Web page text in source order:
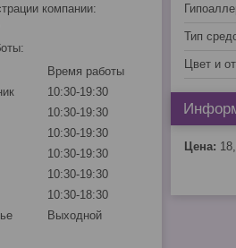
Тип
Цвет и
Цена:
компании:
Время работы
10:30-19:30
10:30-19:30
10:30-19:30
10:30-19:30
10:30-19:30
10:30-18:30
Выходной